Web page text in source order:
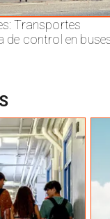
Transportes
de control en